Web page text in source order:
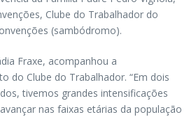
Clube do Trabalhador do
(sambódromo).
Fraxe, acompanhou a
do Clube do Trabalhador. “Em dois
tivemos grandes intensificações
nas faixas etárias da população